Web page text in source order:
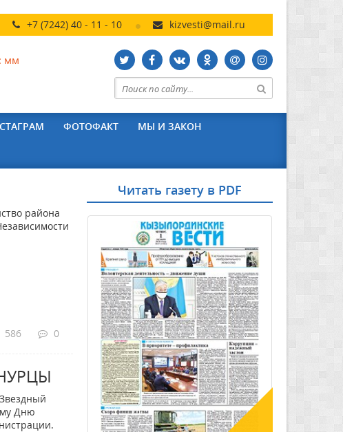
+7 (7242) 40 - 11 - 10 kizvesti@mail.ru
мм
ФОТОФАКТ МЫ И ЗАКОН
района
586 0
Дню
Читать газету в PDF